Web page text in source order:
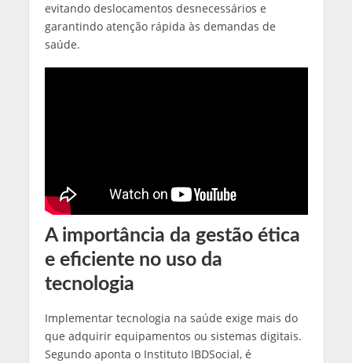
evitando deslocamentos desnecessários e
garantindo atenção rápida às demandas de
saúde.
A importância da gestão ética
e eficiente no uso da
tecnologia
Implementar tecnologia na saúde exige mais do
que adquirir equipamentos ou sistemas digitais.
Segundo aponta o Instituto IBDSocial, é